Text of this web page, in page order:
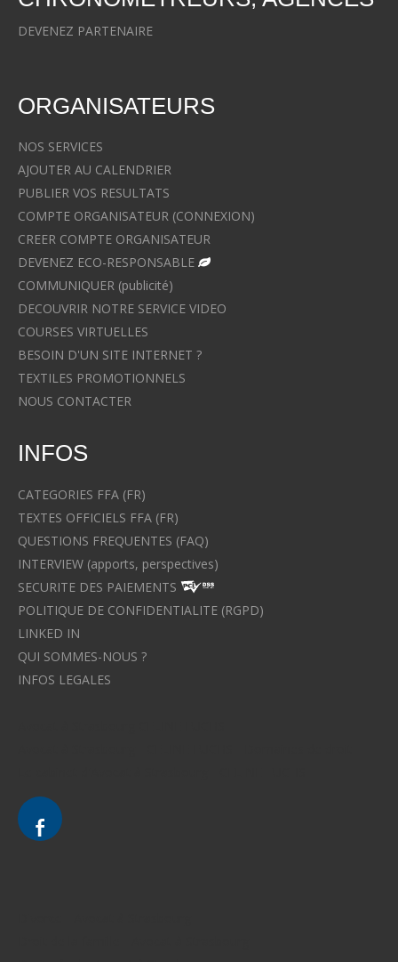
DEVENEZ PARTENAIRE
ORGANISATEURS
NOS SERVICES
AJOUTER AU CALENDRIER
PUBLIER VOS RESULTATS
COMPTE ORGANISATEUR (CONNEXION)
CREER COMPTE ORGANISATEUR
DEVENEZ ECO-RESPONSABLE
COMMUNIQUER (publicité)
DECOUVRIR NOTRE SERVICE VIDEO
COURSES VIRTUELLES
BESOIN D'UN SITE INTERNET ?
TEXTILES PROMOTIONNELS
NOUS CONTACTER
INFOS
CATEGORIES FFA (FR)
TEXTES OFFICIELS FFA (FR)
QUESTIONS FREQUENTES (FAQ)
INTERVIEW (apports, perspectives)
SECURITE DES PAIEMENTS
POLITIQUE DE CONFIDENTIALITE (RGPD)
LINKED IN
QUI SOMMES-NOUS ?
INFOS LEGALES